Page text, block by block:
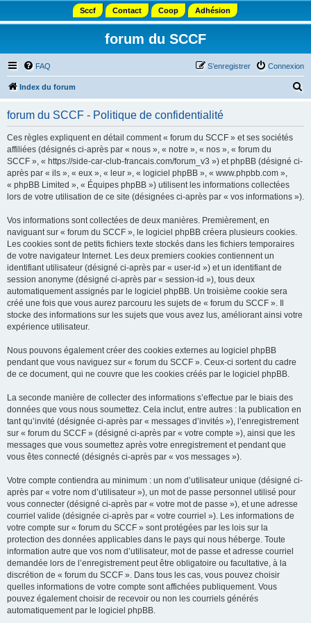
Sccf Contact Coop Adhésion
forum du SCCF
FAQ Connexion
S’enregistrer
Index du forum
forum du SCCF - Politique de confidentialité
Ces règles expliquent en détail comment « forum du SCCF » et ses sociétés
affiliées (désignés ci-après par « nous », « notre », « nos », « forum du
SCCF », « https://side-car-club-francais.com/forum_v3 ») et phpBB (désigné ci-
après par « ils », « eux », « leur », « logiciel phpBB », « www.phpbb.com »,
« phpBB Limited », « Équipes phpBB ») utilisent les informations collectées
lors de votre utilisation de ce site (désignées ci-après par « vos informations »).
Vos informations sont collectées de deux manières. Premièrement, en
naviguant sur « forum du SCCF », le logiciel phpBB créera plusieurs cookies.
Les cookies sont de petits fichiers texte stockés dans les fichiers temporaires
de votre navigateur Internet. Les deux premiers cookies contiennent un
identifiant utilisateur (désigné ci-après par « user-id ») et un identifiant de
session anonyme (désigné ci-après par « session-id »), tous deux
automatiquement assignés par le logiciel phpBB. Un troisième cookie sera
créé une fois que vous aurez parcouru les sujets de « forum du SCCF ». Il
stocke des informations sur les sujets que vous avez lus, améliorant ainsi votre
expérience utilisateur.
Nous pouvons également créer des cookies externes au logiciel phpBB
pendant que vous naviguez sur « forum du SCCF ». Ceux-ci sortent du cadre
de ce document, qui ne couvre que les cookies créés par le logiciel phpBB.
La seconde manière de collecter des informations s’effectue par le biais des
données que vous nous soumettez. Cela inclut, entre autres : la publication en
tant qu’invité (désignée ci-après par « messages d’invités »), l’enregistrement
sur « forum du SCCF » (désigné ci-après par « votre compte »), ainsi que les
messages que vous soumettez après votre enregistrement et pendant que
vous êtes connecté (désignés ci-après par « vos messages »).
Votre compte contiendra au minimum : un nom d’utilisateur unique (désigné ci-
après par « votre nom d’utilisateur »), un mot de passe personnel utilisé pour
vous connecter (désigné ci-après par « votre mot de passe »), et une adresse
courriel valide (désignée ci-après par « votre courriel »). Les informations de
votre compte sur « forum du SCCF » sont protégées par les lois sur la
protection des données applicables dans le pays qui nous héberge. Toute
information autre que vos nom d’utilisateur, mot de passe et adresse courriel
demandée lors de l’enregistrement peut être obligatoire ou facultative, à la
discrétion de « forum du SCCF ». Dans tous les cas, vous pouvez choisir
quelles informations de votre compte sont affichées publiquement. Vous
pouvez également choisir de recevoir ou non les courriels générés
automatiquement par le logiciel phpBB.